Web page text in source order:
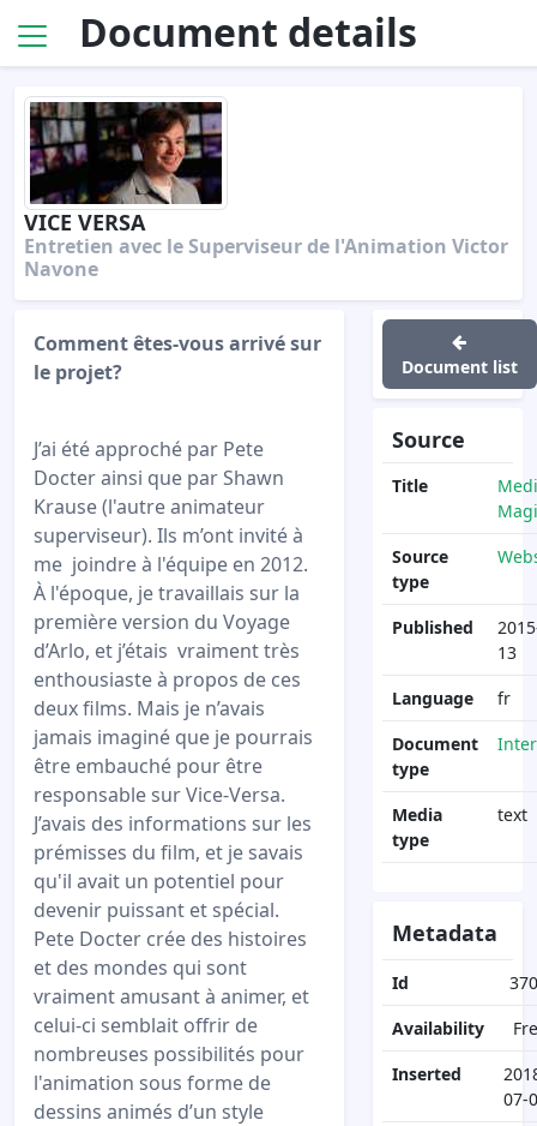
Document details
VICE VERSA
Entretien avec le Superviseur de l'Animation Victor
Navone
Comment êtes-vous arrivé sur
le projet?
J’ai été approché par Pete
Docter ainsi que par Shawn
Krause (l'autre animateur
superviseur). Ils m’ont invité à
me joindre à l'équipe en 2012.
À l'époque, je travaillais sur la
première version du Voyage
d’Arlo, et j’étais vraiment très
enthousiaste à propos de ces
deux films. Mais je n’avais
jamais imaginé que je pourrais
être embauché pour être
responsable sur Vice-Versa.
J’avais des informations sur les
prémisses du film, et je savais
qu'il avait un potentiel pour
devenir puissant et spécial.
Pete Docter crée des histoires
et des mondes qui sont
vraiment amusant à animer, et
celui-ci semblait offrir de
nombreuses possibilités pour
l'animation sous forme de
dessins animés d’un style
Document list
Source
Title
Source
type
Published
13
Language
fr
Document
type
Media
type
text
Metadata
Id
Availability
Inserted
07-